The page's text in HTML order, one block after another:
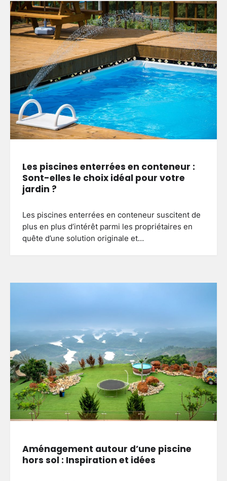
Les piscines enterrées en conteneur :
Sont-elles le choix idéal pour votre
jardin ?
Les piscines enterrées en conteneur suscitent de
plus en plus d’intérêt parmi les propriétaires en
quête d’une solution originale et…
Aménagement autour d’une piscine
hors sol : Inspiration et idées